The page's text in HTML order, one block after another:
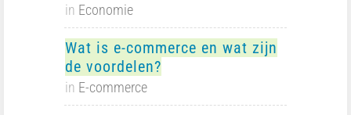
in Economie
Wat is e-commerce en wat zijn
de voordelen?
in E-commerce